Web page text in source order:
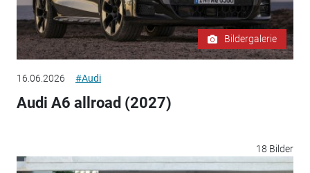
Bildergalerie
16.06.2026 #Audi
Audi A6 allroad (2027)
18 Bilder